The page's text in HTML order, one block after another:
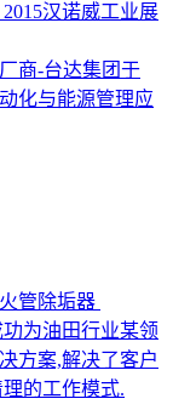
汉诺威工业展
商-台达集团于
化与能源管理应
管除垢器
为油田行业某领
方案,解决了客户
的工作模式.